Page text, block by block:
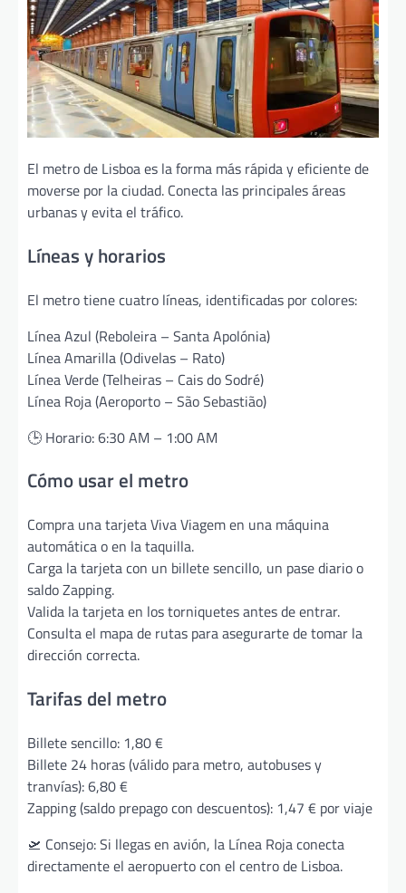
El metro de Lisboa es la forma más rápida y eficiente de
moverse por la ciudad. Conecta las principales áreas
urbanas y evita el tráfico.
Líneas y horarios
El metro tiene cuatro líneas, identificadas por colores:
Línea Azul (Reboleira – Santa Apolónia)
Línea Amarilla (Odivelas – Rato)
Línea Verde (Telheiras – Cais do Sodré)
Línea Roja (Aeroporto – São Sebastião)
🕒 Horario: 6:30 AM – 1:00 AM
Cómo usar el metro
Compra una tarjeta Viva Viagem en una máquina
automática o en la taquilla.
Carga la tarjeta con un billete sencillo, un pase diario o
saldo Zapping.
Valida la tarjeta en los torniquetes antes de entrar.
Consulta el mapa de rutas para asegurarte de tomar la
dirección correcta.
Tarifas del metro
Billete sencillo: 1,80 €
Billete 24 horas (válido para metro, autobuses y
tranvías): 6,80 €
Zapping (saldo prepago con descuentos): 1,47 € por viaje
🛫 Consejo: Si llegas en avión, la Línea Roja conecta
directamente el aeropuerto con el centro de Lisboa.